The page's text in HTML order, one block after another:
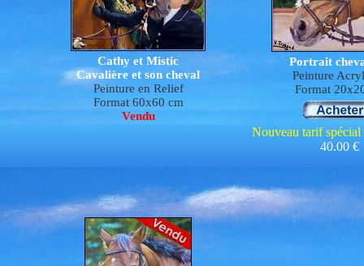
Cathy et Mistic
Cavalière et son cheval
Peinture en Relief
Format 60x60 cm
Vendu
Portrait
Peinture
Format
Nouveau tarif spécial
40.00 €